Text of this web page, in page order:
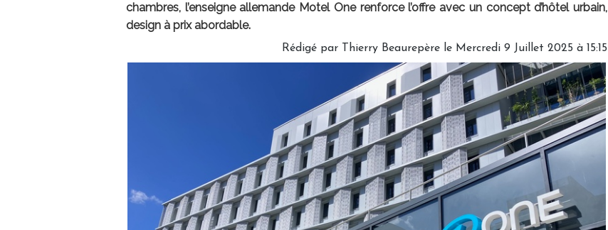
chambres, l’enseigne allemande Motel One renforce l’offre avec un concept d’hôtel urbain,
design à prix abordable.
Rédigé par Thierry Beaurepère le Mercredi 9 Juillet 2025 à 15:15